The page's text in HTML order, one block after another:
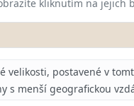
kliknutím na jejich
velikosti, postavené v
s menší geografickou